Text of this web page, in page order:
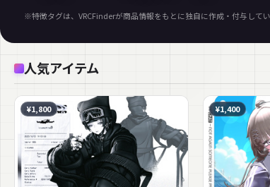
※特徴タグは、VRCFinderが商品情報をもとに独自に作成・付与して
人気アイテム
¥1,800 ¥1,400